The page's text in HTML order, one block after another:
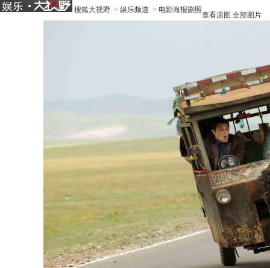
搜狐大视野 > 娱乐频道 > 电影海报剧照
查看原图 全部图片